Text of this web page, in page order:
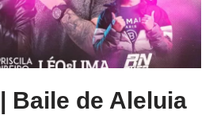
Baile de Aleluia